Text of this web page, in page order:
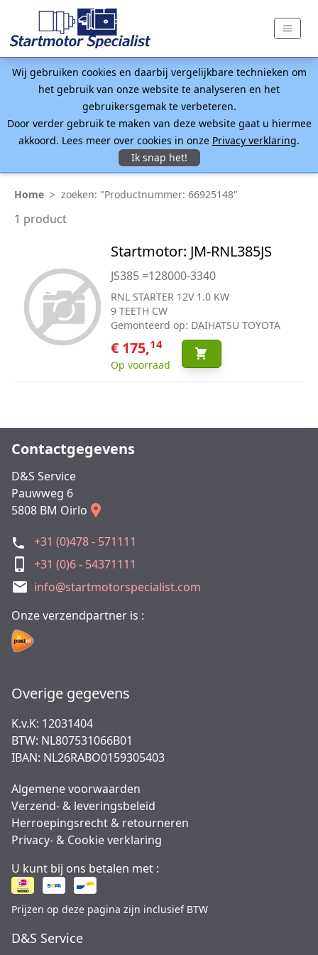
Wij gebruiken cookies en daarbij vergelijkbare technieken om
het gebruik van onze website te analyseren en het
gebruikersgemak te verbeteren.
Door verder gebruik te maken van deze website gaat u hiermee
akkoord. Lees meer over cookies in onze Privacy verklaring.
Ik snap het!
Home > zoeken: "Productnummer: 66925148"
1 product
Startmotor: JM-RNL385JS
JS385 =128000-3340
RNL STARTER 12V 1.0 KW
9 TEETH CW
Gemonteerd op: DAIHATSU TOYOTA
€ 175,14
Op voorraad
Contactgegevens
D&S Service
Pauwweg 6
5808 BM Oirlo
+31 (0)478 - 571111
+31 (0)6 - 54371111
info@startmotorspecialist.com
Onze verzendpartner is :
Overige gegevens
K.v.K: 12031404
BTW: NL807531066B01
IBAN: NL26RABO0159305403
Algemene voorwaarden
Verzend- & leveringsbeleid
Herroepingsrecht & retourneren
Privacy- & Cookie verklaring
U kunt bij ons betalen met :
Prijzen op deze pagina zijn inclusief BTW
D&S Service